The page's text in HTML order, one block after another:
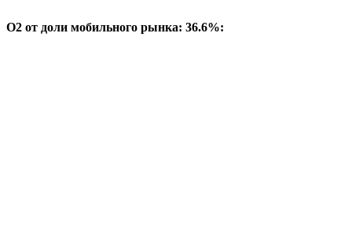
O2 от доли мобильного рынка: 36.6%: